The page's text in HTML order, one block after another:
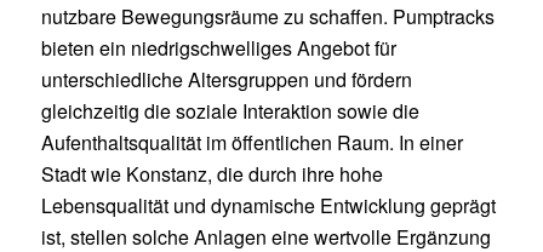
nutzbare Bewegungsräume zu schaffen. Pumptracks
bieten ein niedrigschwelliges Angebot für
unterschiedliche Altersgruppen und fördern
gleichzeitig die soziale Interaktion sowie die
Aufenthaltsqualität im öffentlichen Raum. In einer
Stadt wie Konstanz, die durch ihre hohe
Lebensqualität und dynamische Entwicklung geprägt
ist, stellen solche Anlagen eine wertvolle Ergänzung